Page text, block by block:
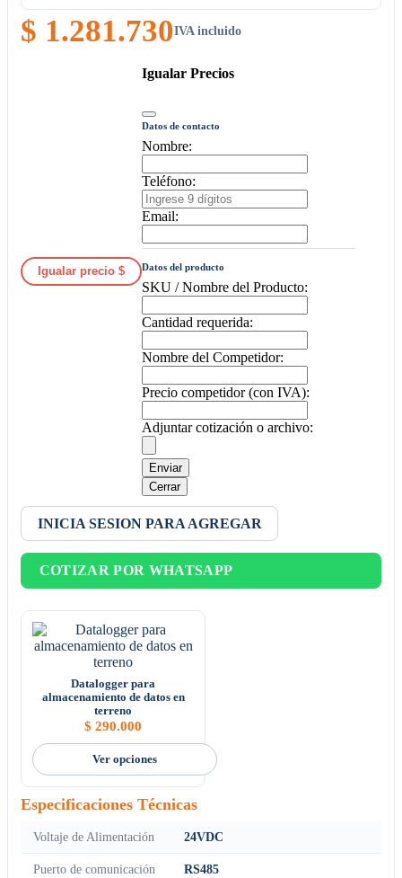
$ 1.281.730IVA incluido
Igualar precio $
Igualar Precios
Datos de contacto
Nombre:
Teléfono:
Email:
Datos del producto
SKU / Nombre del Producto:
Cantidad requerida:
Nombre del Competidor:
Precio competidor (con IVA):
Adjuntar cotización o archivo:
Enviar
Cerrar
INICIA SESION PARA AGREGAR
COTIZAR POR WHATSAPP
Datalogger para
almacenamiento de datos en
terreno
$ 290.000
Ver opciones
Especificaciones Técnicas
Voltaje de Alimentación 24VDC
Puerto de comunicación RS485